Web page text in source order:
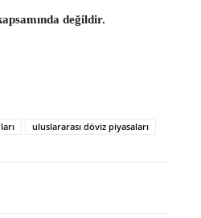
değildir.
uluslararası döviz piyasaları